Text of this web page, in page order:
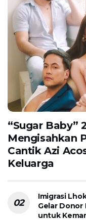
“Sugar Baby”
Mengisahkan
Cantik Azi
Keluarga
Imigrasi
Gelar Donor
untuk